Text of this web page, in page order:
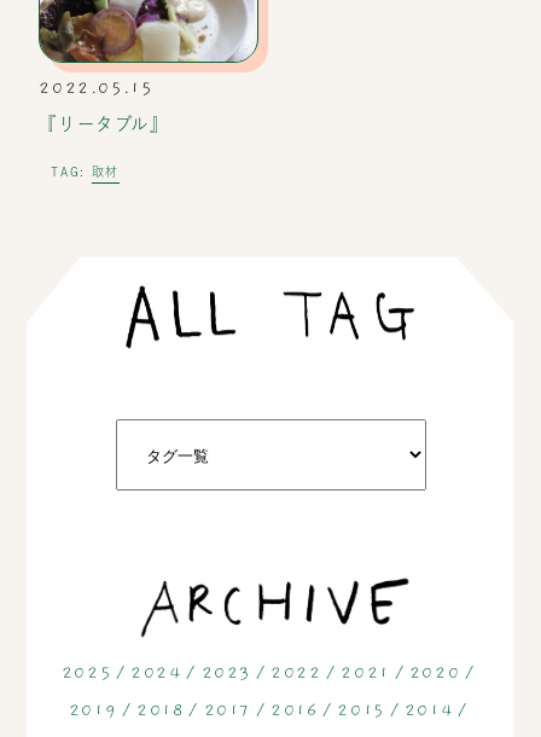
2022.05.15
『リータブル』
TAG: 取材
2025 2024 2023 2022 2021
2020
2019
2018 2017 2016 2015
2014